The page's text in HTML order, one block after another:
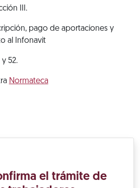
III.
pago de aportaciones y
al Infonavit
y 52.
Normateca
el trámite de